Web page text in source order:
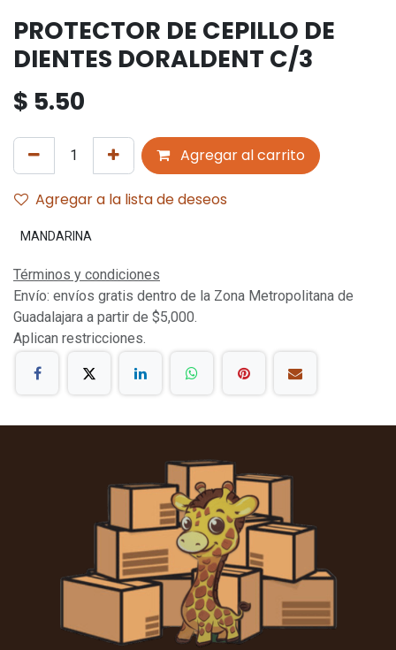
PROTECTOR DE CEPILLO DE
DIENTES DORALDENT C/3
$ 5.50
Agregar al carrito
Agregar a la lista de deseos
MANDARINA
Términos y condiciones
Envío: envíos gratis dentro de la Zona Metropolitana de
Guadalajara a partir de $5,000.
Aplican restricciones.